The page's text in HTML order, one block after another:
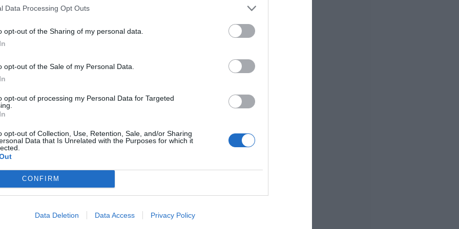
Data Processing Opt Outs
opt-out of the Sharing of my personal data.
opt-out of the Sale of my Personal Data.
opt-out of processing my Personal Data for Targeted
opt-out of Collection, Use, Retention, Sale, and/or Sharing
Data that Is Unrelated with the Purposes for which it
CONFIRM
Data Deletion Data Access Privacy Policy
gran suport per part de l'audiència —
va registrar un
tres festejos que enllaçaran la
fira madrilenya de Sant Isidre.
22 de maig (18:30 hores)
celebrada a Las Ventas. Un festeig de la
va deixar una magnífica impressió,
i El Cid.
Bocairent
dissabte
III Correguda Sorollana de Bocairent
valencià. L'esdeveniment marcarà un
que la mítica ramaderia de
el més antic de la Comunitat